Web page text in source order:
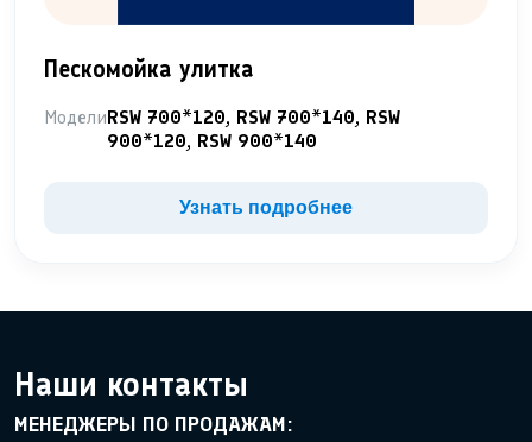
Пескомойка улитка
МоделиRSW 700*120, RSW 700*140, RSW
900*120, RSW 900*140
Узнать подробнее
Наши контакты
МЕНЕДЖЕРЫ ПО ПРОДАЖАМ: